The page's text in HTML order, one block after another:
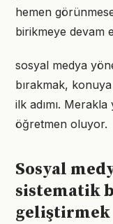
hemen
birikmeye devam
sosyal medya
bırakmak,
ilk adımı.
öğretmen oluyor.
Sosyal
sistematik
geliştirmek